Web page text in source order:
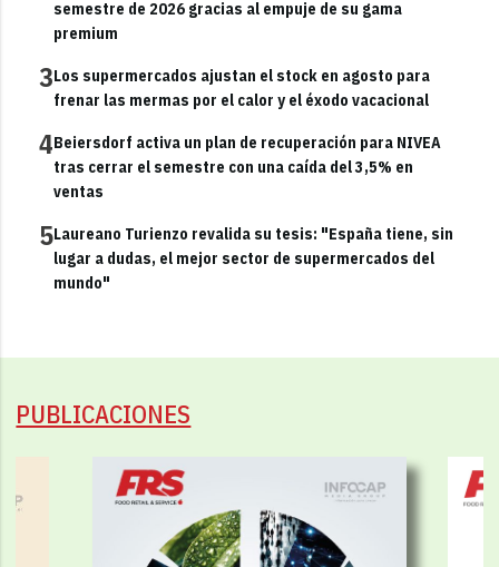
semestre de 2026 gracias al empuje de su gama
premium
3Los supermercados ajustan el stock en agosto para
frenar las mermas por el calor y el éxodo vacacional
4Beiersdorf activa un plan de recuperación para NIVEA
tras cerrar el semestre con una caída del 3,5% en
ventas
5Laureano Turienzo revalida su tesis: "España tiene, sin
lugar a dudas, el mejor sector de supermercados del
mundo"
PUBLICACIONES